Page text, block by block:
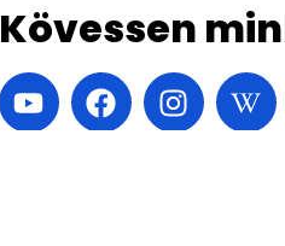
Kövessen